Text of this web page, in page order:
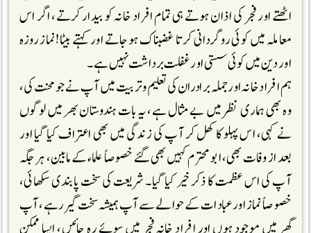
اٹھتے اور فجر کی اذان ہوتے ہی تمام افراد خانہ کو بیدار کرتے، اگر اس
معاملہ میں کوئی روگردانی کرتا غضبناک ہوجاتے اور کہتے بیٹا!نماز روزہ
اور دین میں کوئی سستی اور غفلت برداشت نہیں ہے۔
ہم افراد خانہ اور جملہ برادران کی تعلیم وتربیت میں آپ نے جو محنت کی،
وہ بھی ہماری نظر میں بے مثال ہے، یہ بات ہندوستان بھر میں لوگوں
نے کہی، اس پہلو کا کھل کر آپ کی زندگی میں بھی اعتراف کیا گیا اور
بعد از وفات بھی، ابو محترم کہیں بھی گئے خصوصاً علماء کے مابین، ہر جگہ
آپ کی اس عظمت کا ذکر خیر کیا گیا۔ شریعت کی سخت پابندی سکھائی،
خصوصاً نماز اور عبادات کے حوالے سے آپ ہمیشہ سخت گیر رہے، آپ